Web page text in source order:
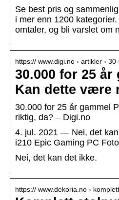
Se best pris og
i mer enn 1200
omtaler, og bli varslet om
https:// www.digi.no › artikler ›
30.000 for 25 år
Kan dette være
30.000 for 25 år gammel
riktig, da? – Digi.no
4. jul. 2021 — Nei, det
i210 Epic Gaming PC
Nei, det kan det ikke.
https:// www.dekoria.no ›